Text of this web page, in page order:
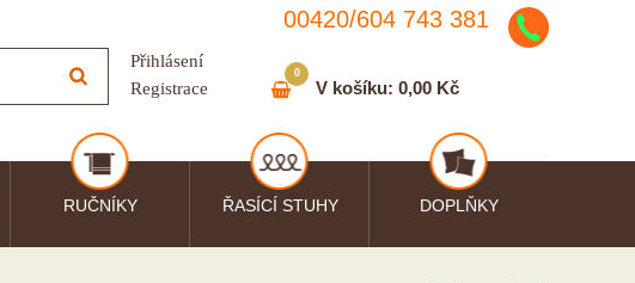
00420/604 743 381
Přihlásení
Registrace
V košíku: 0,00 Kč
0
RUČNÍKY ŘASÍCÍ STUHY DOPLŇKY